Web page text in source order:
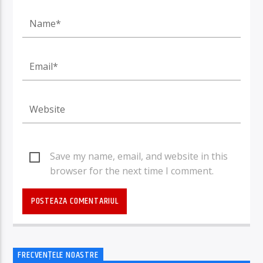
Save my name, email, and website in this
browser for the next time I comment.
FRECVENȚELE NOASTRE